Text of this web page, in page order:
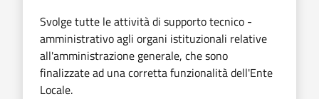
Svolge tutte le attività di supporto tecnico -
amministrativo agli organi istituzionali relative
all'amministrazione generale, che sono
finalizzate ad una corretta funzionalità dell'Ente
Locale.